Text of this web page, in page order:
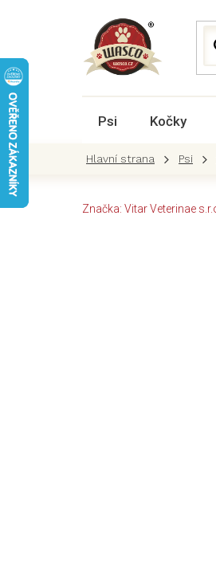
Psi Kočky
Psi
Značka: Vitar Veterinae